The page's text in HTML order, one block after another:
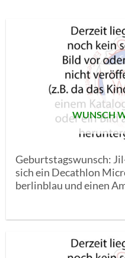
WUNSCH
Geburtstagswunsch:
sich ein Decathlon
berlinblau und einen